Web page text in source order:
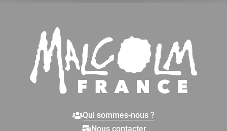
Qui sommes-nous ?
Nous contacter